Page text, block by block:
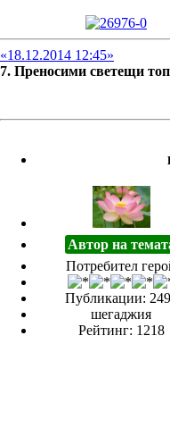
«18.12.2014 12:45»
7. Преносими светещи
Автор на
Потребител
Публикации:
шегаджия
Рейтинг: 1218